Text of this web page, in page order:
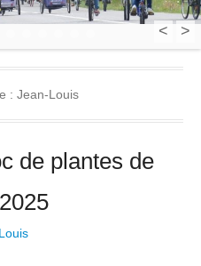
< >
: Jean-Louis
de plantes de